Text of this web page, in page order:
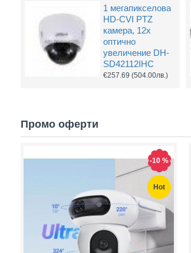
1 мегапикселова
HD-CVI PTZ
камера, 12х
оптично
увеличение DH-
SD42112IHC
€257.69 (504.00лв.)
Промо оферти
Hot
-10 %